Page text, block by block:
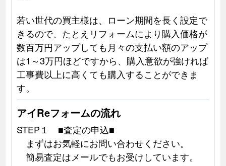
若い世代の買主様は、ローン期間を長く設定で
きるので、たとえリフォームにより購入価格が
数百万円アップしても月々の支払い額のアップ
は1～3万円ほどですから、購入意欲が強ければ
工事費以上に高くても購入することができま
す。
アイReフォームの流れ
STEP１ ■査定の申込■
まずはお気軽にお問い合わせください。
簡易査定はメールでもお受けしています。